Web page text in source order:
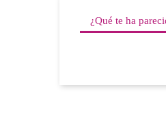
¿Qué te ha